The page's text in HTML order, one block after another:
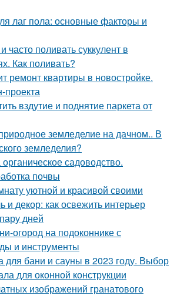
лаг пола: основные факторы и
часто поливать суккулент в
Как поливать?
ремонт квартиры в новостройке.
проекта
вздутие и поднятие паркета от
земледелие на дачном.. В
земледелия?
садоводство.
почвы
уютной и красивой своими
и декор: как освежить интерьер
дней
огород на подоконнике с
и инструменты
для бани и сауны в 2023 году. Выбор
для оконной конструкции
изображений гранатового